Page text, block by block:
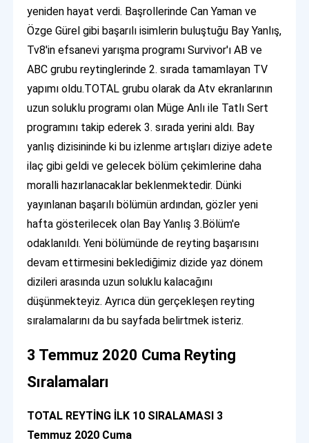
yeniden hayat verdi. Başrollerinde Can Yaman ve
Özge Gürel gibi başarılı isimlerin buluştuğu Bay Yanlış,
Tv8'in efsanevi yarışma programı Survivor'ı AB ve
ABC grubu reytinglerinde 2. sırada tamamlayan TV
yapımı oldu.TOTAL grubu olarak da Atv ekranlarının
uzun soluklu programı olan Müge Anlı ile Tatlı Sert
programını takip ederek 3. sırada yerini aldı. Bay
yanlış dizisininde ki bu izlenme artışları diziye adete
ilaç gibi geldi ve gelecek bölüm çekimlerine daha
moralli hazırlanacaklar beklenmektedir. Dünki
yayınlanan başarılı bölümün ardından, gözler yeni
hafta gösterilecek olan Bay Yanlış 3.Bölüm'e
odaklanıldı. Yeni bölümünde de reyting başarısını
devam ettirmesini beklediğimiz dizide yaz dönem
dizileri arasında uzun soluklu kalacağını
düşünmekteyiz. Ayrıca dün gerçekleşen reyting
sıralamalarını da bu sayfada belirtmek isteriz.
3 Temmuz 2020 Cuma Reyting
Sıralamaları
TOTAL REYTİNG İLK 10 SIRALAMASI 3
Temmuz 2020 Cuma